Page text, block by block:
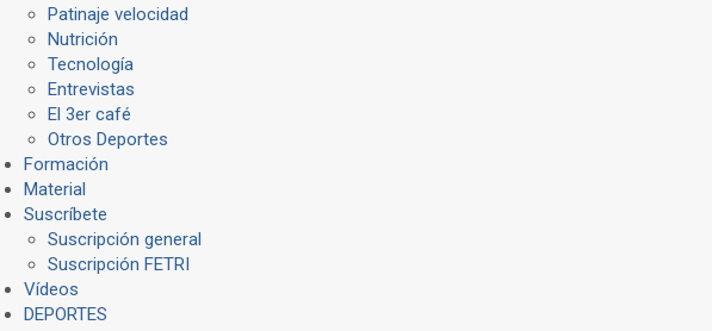
Patinaje velocidad
Nutrición
Tecnología
Entrevistas
El 3er café
Otros Deportes
Formación
Material
Suscríbete
Suscripción general
Suscripción FETRI
Vídeos
DEPORTES